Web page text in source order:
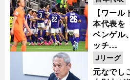
【ワー
本代表を
ベンゲル
ッチ...
元なでし
Jリーグ